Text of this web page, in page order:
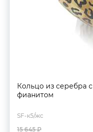
Кольцо из серебра
фианитом
SF-к5/жс
15 645 ₽